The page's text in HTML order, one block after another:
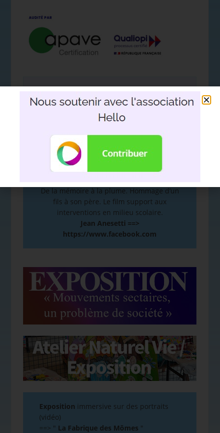
Nous soutenir avec l'association
Hello
DEVOIR DE MÉMOIRE
De la mémoire à la plume. Hommage d’un
fils à son père. Le film support aux
interventions en milieu scolaire.
Jean Anesetti ==>
https://www.facebook.com
Exposition immersive sur des portraits
(vidéo)
==> " La Fabrique des Mômes "